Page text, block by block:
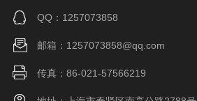
QQ：1257073858
邮箱：1257073858@qq.com
传真：86-021-57566219